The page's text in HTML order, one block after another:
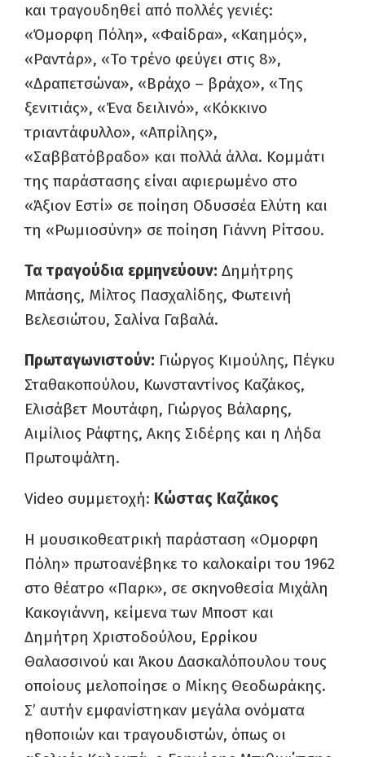
και τραγουδηθεί από πολλές γενιές:
«Όμορφη Πόλη», «Φαίδρα», «Καημός»,
«Ραντάρ», «Το τρένο φεύγει στις 8»,
«Δραπετσώνα», «Βράχο – βράχο», «Της
ξενιτιάς», «Ένα δειλινό», «Κόκκινο
τριαντάφυλλο», «Απρίλης»,
«Σαββατόβραδο» και πολλά άλλα. Κομμάτι
της παράστασης είναι αφιερωμένο στο
«Άξιον Εστί» σε ποίηση Οδυσσέα Ελύτη και
τη «Ρωμιοσύνη» σε ποίηση Γιάννη Ρίτσου.
Τα τραγούδια ερμηνεύουν: Δημήτρης
Μπάσης, Μίλτος Πασχαλίδης, Φωτεινή
Βελεσιώτου, Σαλίνα Γαβαλά.
Πρωταγωνιστούν: Γιώργος Κιμούλης, Πέγκυ
Σταθακοπούλου, Κωνσταντίνος Καζάκος,
Ελισάβετ Μουτάφη, Γιώργος Βάλαρης,
Αιμίλιος Ράφτης, Ακης Σιδέρης και η Λήδα
Πρωτοψάλτη.
Video συμμετοχή: Κώστας Καζάκος
Η μουσικοθεατρική παράσταση «Ομορφη
Πόλη» πρωτοανέβηκε το καλοκαίρι του 1962
στο θέατρο «Παρκ», σε σκηνοθεσία Μιχάλη
Κακογιάννη, κείμενα των Μποστ και
Δημήτρη Χριστοδούλου, Ερρίκου
Θαλασσινού και Άκου Δασκαλόπουλου τους
οποίους μελοποίησε ο Μίκης Θεοδωράκης.
Σ’ αυτήν εμφανίστηκαν μεγάλα ονόματα
ηθοποιών και τραγουδιστών, όπως οι